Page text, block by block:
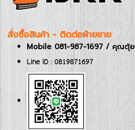
สั่งซื้อสินค้า - ติดต่อฝ่ายขาย
Mobile 081-987-1697 / คุณตุ้ย
Line ID : 0819871697